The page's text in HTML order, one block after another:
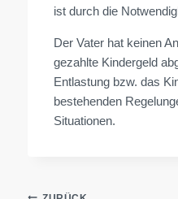
ist durch die
Der Vater hat keinen
gezahlte Kindergeld
Entlastung bzw. das
bestehenden
Situationen.